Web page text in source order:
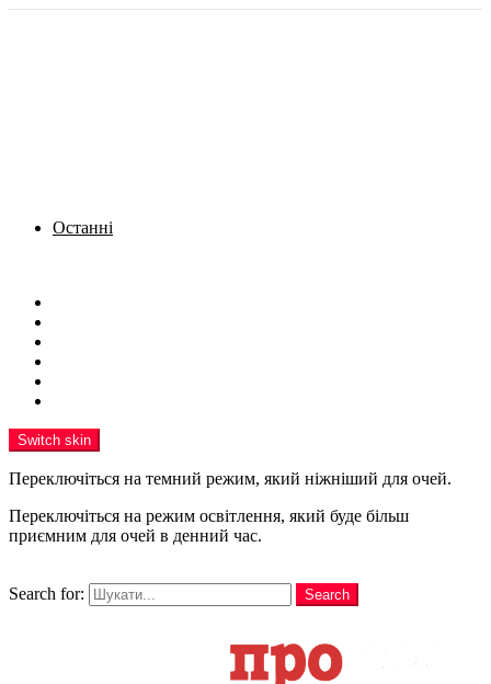
Останні
Switch skin
Переключіться на темний режим, який ніжніший для очей.
Переключіться на режим освітлення, який буде більш
приємним для очей в денний час.
Search for:
Search